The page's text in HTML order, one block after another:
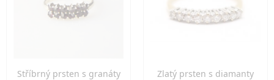
Stříbrný prsten s granáty Zlatý prsten s diamanty